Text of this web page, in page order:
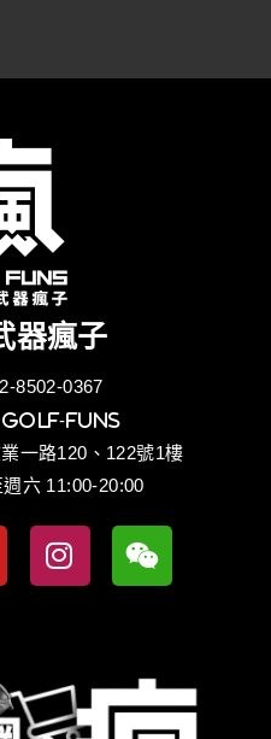
器瘋子
8502-0367
funs
一路120、122號1樓
六 11:00-20:00